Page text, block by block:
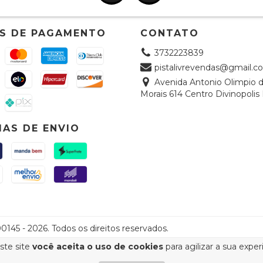
site você aceita o uso de cookies para agilizar a sua
DE PAGAMENTO
DE ENVIO
CONTATO
3732223839
Avenida Antonio Olimpio
Morais 614 Centro Divinopolis
- 2026. Todos os direitos reservados.